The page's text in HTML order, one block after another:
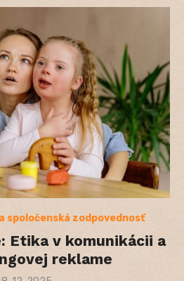
spoločenská zodpovednosť
Etika v komunikácii a
reklame